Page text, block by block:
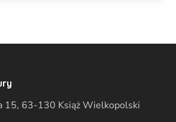
15, 63-130 Książ Wielkopolski